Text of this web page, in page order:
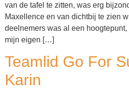
van de tafel te zitten, was erg
Maxellence en van dichtbij te zien
deelnemers was al een
mijn eigen […]
Teamlid Go For
Karin